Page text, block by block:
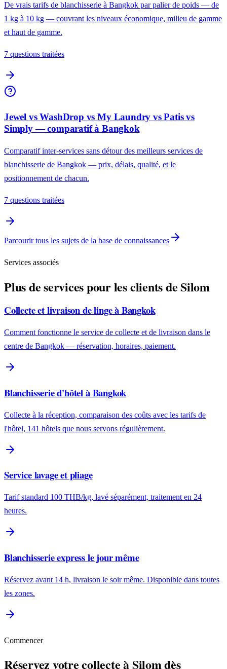
De vrais tarifs de blanchisserie à Bangkok par palier de poids — de
1 kg à 10 kg — couvrant les niveaux économique, milieu de gamme
et haut de gamme.
7 questions traitées
Jewel vs WashDrop vs My Laundry vs Patis vs
Simply — comparatif à Bangkok
Comparatif inter-services sans détour des meilleurs services de
blanchisserie de Bangkok — prix, délais, qualité, et le
positionnement de chacun.
7 questions traitées
Parcourir tous les sujets de la base de connaissances
Services associés
Plus de services pour les clients de Silom
Collecte et livraison de linge à Bangkok
Comment fonctionne le service de collecte et de livraison dans le
centre de Bangkok — réservation, horaires, paiement.
Blanchisserie d'hôtel à Bangkok
Collecte à la réception, comparaison des coûts avec les tarifs de
l'hôtel, 141 hôtels que nous servons régulièrement.
Service lavage et pliage
Tarif standard 100 THB/kg, lavé séparément, traitement en 24
heures.
Blanchisserie express le jour même
Réservez avant 14 h, livraison le soir même. Disponible dans toutes
les zones.
Commencer
Réservez votre collecte à Silom dès